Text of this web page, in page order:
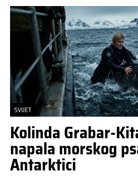
SVIJET
Kolinda Grabar-
napala morskog
Antarktici